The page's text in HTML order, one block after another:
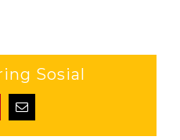
Sosial